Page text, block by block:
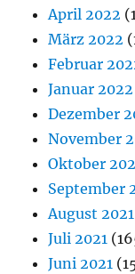
April 2022
März 2022
Februar
Januar 2022
Dezember
November
Oktober
September
August 2021
Juli 2021
Juni 2021